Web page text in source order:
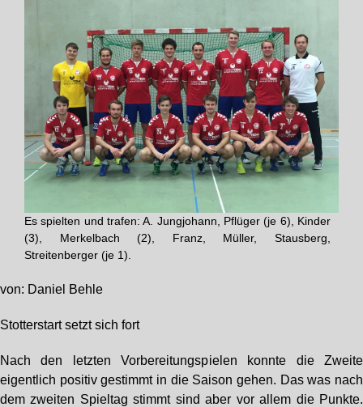
Es spielten und trafen: A. Jungjohann, Pflüger (je 6), Kinder
(3), Merkelbach (2), Franz, Müller, Stausberg,
Streitenberger (je 1).
von: Daniel Behle
Stotterstart setzt sich fort
Nach den letzten Vorbereitungspielen konnte die Zweite
eigentlich positiv gestimmt in die Saison gehen. Das was nach
dem zweiten Spieltag stimmt sind aber vor allem die Punkte.